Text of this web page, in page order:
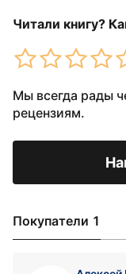
Читали книгу?
Мы всегда рады
рецензиям.
Покупатели 1